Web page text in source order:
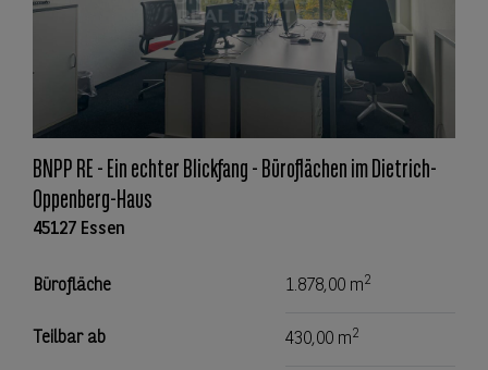
BNPP RE - Ein echter Blickfang - Büroflächen im Dietrich-
Oppenberg-Haus
45127 Essen
Bürofläche 1.878,00 m2
Teilbar ab 430,00 m2